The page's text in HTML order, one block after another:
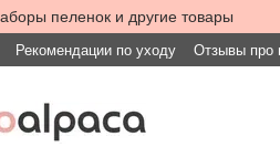
пеленок и другие товары
Рекомендации по уходу Отзывы про